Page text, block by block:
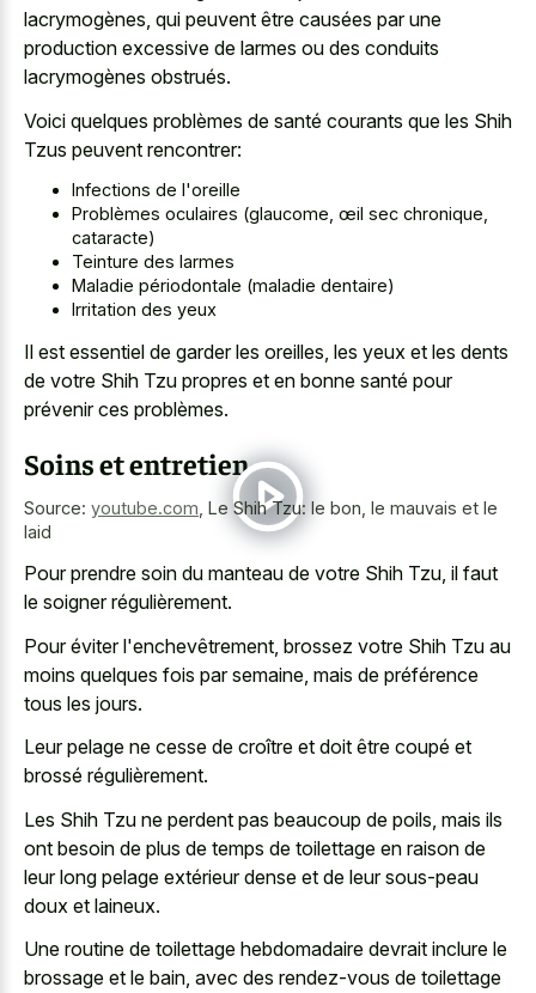
lacrymogènes, qui peuvent être causées par une
production excessive de larmes ou des conduits
lacrymogènes obstrués.
Voici quelques problèmes de santé courants que les Shih
Tzus peuvent rencontrer:
Infections de l'oreille
Problèmes oculaires (glaucome, œil sec chronique,
cataracte)
Teinture des larmes
Maladie périodontale (maladie dentaire)
Irritation des yeux
Il est essentiel de garder les oreilles, les yeux et les dents
de votre Shih Tzu propres et en bonne santé pour
prévenir ces problèmes.
Soins et entretien
Source: youtube.com Le Shih Tzu: le bon, le mauvais et le
laid
Pour prendre soin du manteau de votre Shih Tzu, il faut
le soigner régulièrement.
Pour éviter l'enchevêtrement, brossez votre Shih Tzu au
moins quelques fois par semaine, mais de préférence
tous les jours.
Leur pelage ne cesse de croître et doit être coupé et
brossé régulièrement.
Les Shih Tzu ne perdent pas beaucoup de poils, mais ils
ont besoin de plus de temps de toilettage en raison de
leur long pelage extérieur dense et de leur sous-peau
doux et laineux.
Une routine de toilettage hebdomadaire devrait inclure le
brossage et le bain, avec des rendez-vous de toilettage